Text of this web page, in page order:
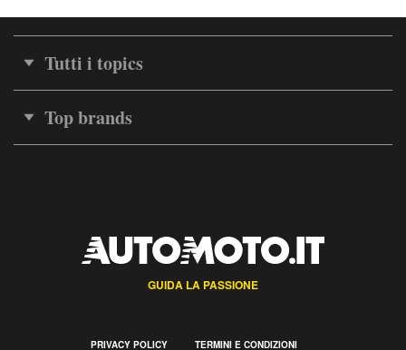
Tutti i topics
Top brands
GUIDA LA PASSIONE
PRIVACY POLICY TERMINI E CONDIZIONI